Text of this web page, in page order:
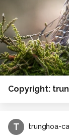
Copyright:
T trunghoa-